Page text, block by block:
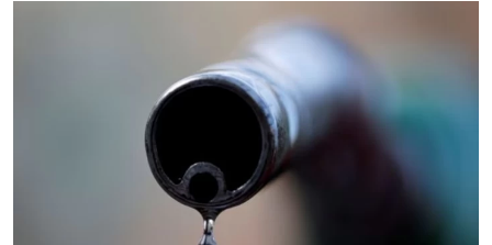
Baker Tilly: Στην 7η θέση παγκοσμίως στις
M&A μεσαίας αγοράς
Κύπρος 08-08-2026
Πιο ισχυρό το κυπριακό διαβατήριο το 2026